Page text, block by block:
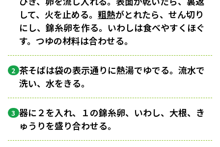
して、火を止める。 粗熱がとれたら、せん切り
にし、錦糸卵を作る。いわしは食べやすくほぐ
す。つゆの材料は合わせる。
2 茶そばは袋の表示通りに熱湯でゆでる。流水で
洗い、水をきる。
3 器に２を入れ、１の錦糸卵、いわし、大根、き
ゅうりを盛り合わせる。